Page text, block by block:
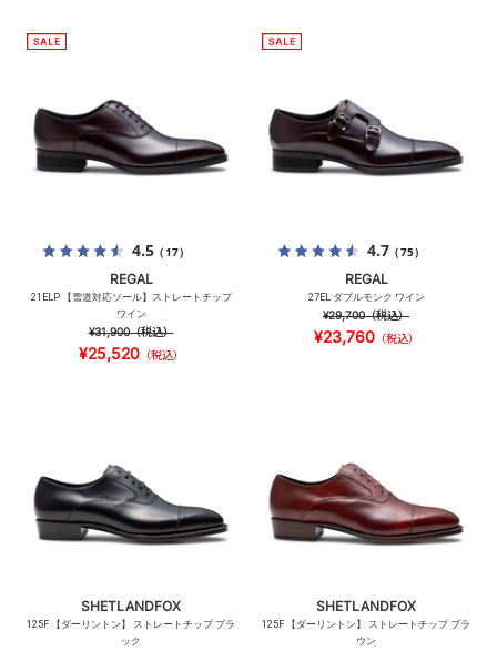
4.5（17）
REGAL
21ELP 【雪道対応ソール】ストレートチップ
ワイン
¥31,900（税込）
¥25,520（税込）
4.7（75）
REGAL
27EL ダブルモンク ワイン
¥29,700（税込）
¥23,760（税込）
SHETLANDFOX
125F 【ダーリントン】 ストレートチップ ブラ
ック
SHETLANDFOX
125F 【ダーリントン】 ストレートチップ ブラ
ウン